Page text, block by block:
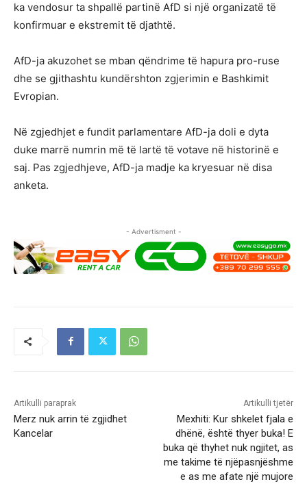
ka vendosur ta shpallë partinë AfD si një organizatë të
konfirmuar e ekstremit të djathtë.
AfD-ja akuzohet se mban qëndrime të hapura pro-ruse
dhe se gjithashtu kundërshton zgjerimin e Bashkimit
Evropian.
Në zgjedhjet e fundit parlamentare AfD-ja doli e dyta
duke marrë numrin më të lartë të votave në historinë e
saj. Pas zgjedhjeve, AfD-ja madje ka kryesuar në disa
anketa.
- Advertisment -
Artikulli paraprak
Merz nuk arrin të zgjidhet
Kancelar
Artikulli tjetër
Mexhiti: Kur shkelet fjala e
dhënë, është thyer buka! E
buka që thyhet nuk ngjitet, as
me takime të njëpasnjëshme
e as me afate një mujore